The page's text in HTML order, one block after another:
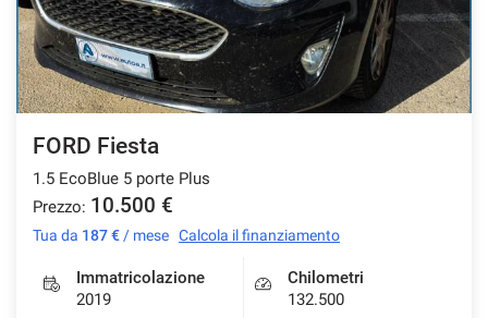
FORD Fiesta
1.5 EcoBlue 5 porte Plus
Prezzo: 10.500 €
Tua da 187 € / mese Calcola il finanziamento
Immatricolazione
2019
Chilometri
132.500